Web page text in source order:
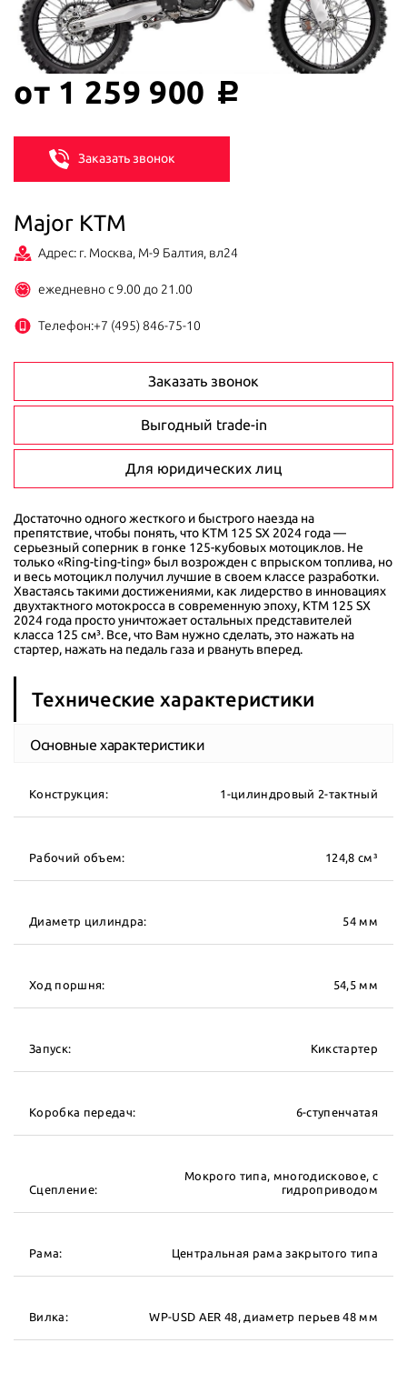
от 1 259 900 c
Заказать звонок
Major KTM
Адрес: г. Москва, М-9 Балтия, вл24
ежедневно с 9.00 до 21.00
Телефон:+7 (495) 846-75-10
Заказать звонок
Выгодный trade-in
Для юридических лиц
Достаточно одного жесткого и быстрого наезда на
препятствие, чтобы понять, что KTM 125 SX 2024 года —
серьезный соперник в гонке 125-кубовых мотоциклов. Не
только «Ring-ting-ting» был возрожден с впрыском топлива, но
и весь мотоцикл получил лучшие в своем классе разработки.
Хвастаясь такими достижениями, как лидерство в инновациях
двухтактного мотокросса в современную эпоху, KTM 125 SX
2024 года просто уничтожает остальных представителей
класса 125 см³. Все, что Вам нужно сделать, это нажать на
стартер, нажать на педаль газа и рвануть вперед.
Технические характеристики
Основные характеристики
Конструкция: 1-цилиндровый 2-тактный
Рабочий объем: 124,8 см³
Диаметр цилиндра: 54 мм
Ход поршня: 54,5 мм
Запуск: Кикстартер
Коробка передач: 6-ступенчатая
Сцепление:
Мокрого типа, многодисковое, с
гидроприводом
Рама: Центральная рама закрытого типа
Вилка: WP-USD AER 48, диаметр перьев 48 мм